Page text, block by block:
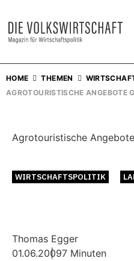
HOME THEMEN
AGROTOURISTISCHE ANGEBOTE
Agrotouristische
WIRTSCHAFTSPOLITIK
Thomas Egger
01.06.20097 Minuten